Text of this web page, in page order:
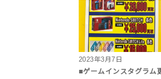
2023年3月7日
■ゲームインスタグラム